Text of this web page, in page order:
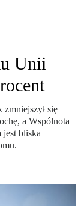
Unii
się
a Wspólnota
jest bliska